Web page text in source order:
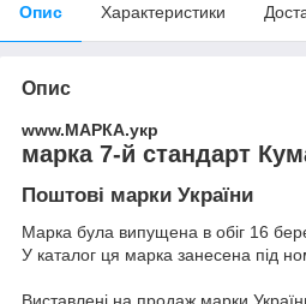
Опис Характеристики
Опис
www.МАРКА.укр
марка 7-й стандарт
Поштові марки України
Марка була випущена в обіг 16
У каталог ця марка занесена під